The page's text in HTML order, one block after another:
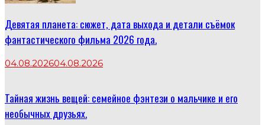
Девятая планета: сюжет, дата выхода и детали съёмок
фантастического фильма 2026 года.
04.08.202604.08.2026
Тайная жизнь вещей: семейное фэнтези о мальчике и его
необычных друзьях.